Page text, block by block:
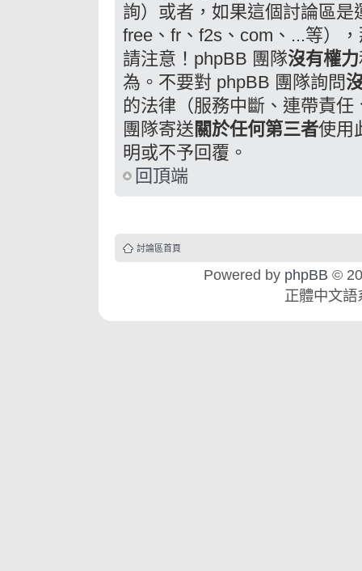
詢）或者，如果這個討論區
free、fr、f2s、com、...等）
請注意！phpBB 團隊沒有權力
為。不要對 phpBB 團隊詢問
的法律（服務中斷、連帶責
團隊寄送 關於任何第三者使用
明或不予回覆。
回頂端
討論區首頁
Powered by phpBB ©
正體中文